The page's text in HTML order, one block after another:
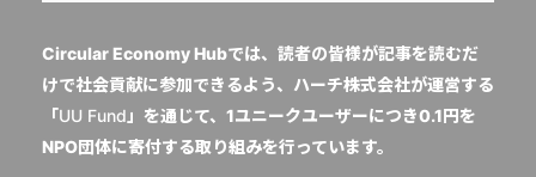
Circular Economy Hubでは、読者の皆様が記事を読むだ
けで社会貢献に参加できるよう、ハーチ株式会社が運営する
「UU Fund 」を通じて、1ユニークユーザーにつき0.1円を
NPO団体に寄付する取り組みを行っています。